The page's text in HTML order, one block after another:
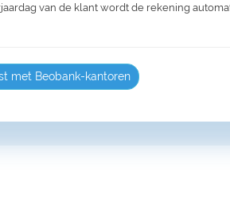
van de klant wordt de rekening
met Beobank-kantoren